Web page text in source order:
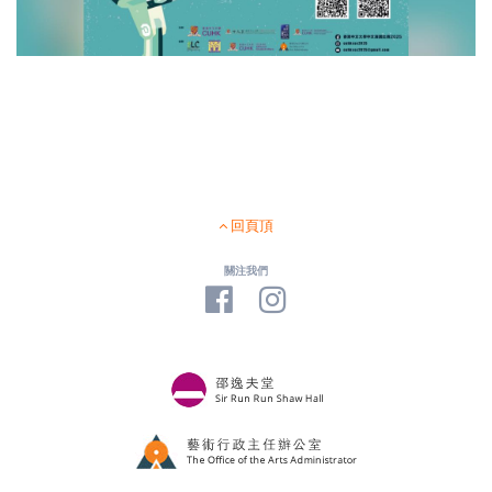
回頁頂
關注我們